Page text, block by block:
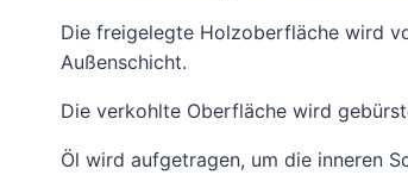
Die freigelegte Holzoberfläche wird
Außenschicht.
Die verkohlte Oberfläche wird
Öl wird aufgetragen, um die inneren